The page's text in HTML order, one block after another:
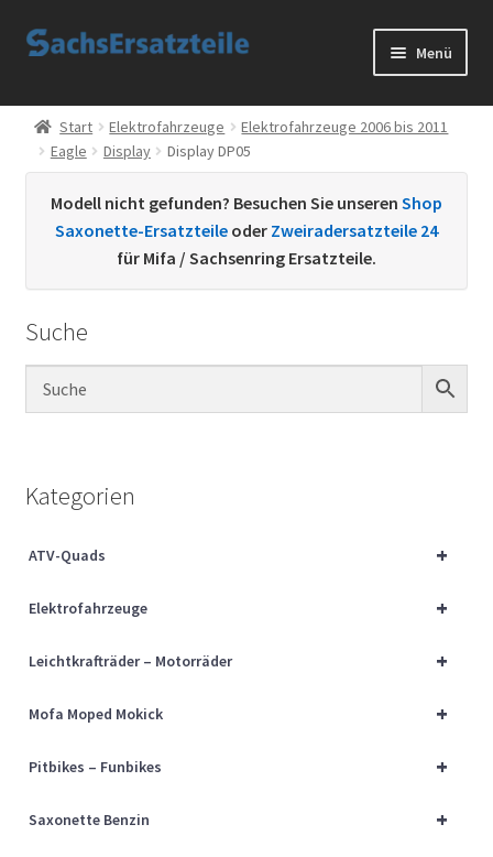
Zur
Zum
Menü
Start
AGB
Datenschutzerklärung
Kontakt
Sachs Ersatzteile
Über uns
Start Elektrofahrzeuge
Elektrofahrzeuge 2006 bis 2011
Eagle
Display Display DP05
Modell nicht gefunden? Besuchen Sie unseren Shop
Saxonette-Ersatzteile oder Zweiradersatzteile 24
für Mifa / Sachsenring Ersatzteile.
Suche
Kategorien
+
ATV-Quads
+
Elektrofahrzeuge
+
Leichtkrafträder – Motorräder
+
Mofa Moped Mokick
+
Pitbikes – Funbikes
+
Saxonette Benzin